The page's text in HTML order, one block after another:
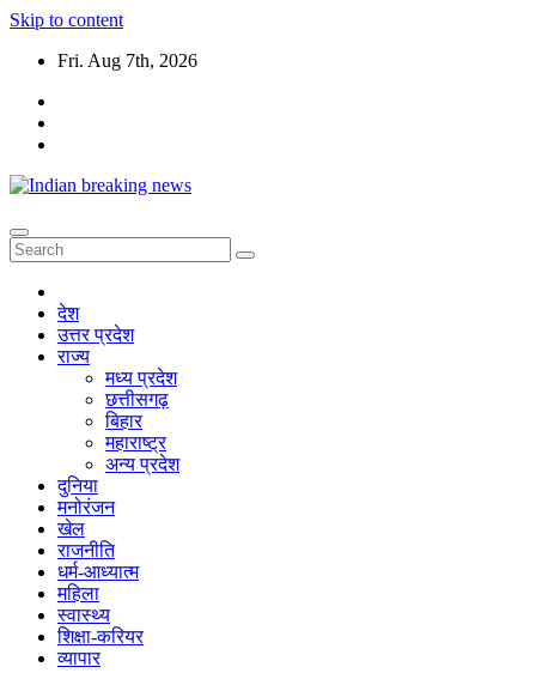
Skip to content
Fri. Aug 7th, 2026
देश
उत्तर प्रदेश
राज्य
मध्य प्रदेश
छत्तीसगढ़
बिहार
महाराष्ट्र
अन्य प्रदेश
दुनिया
मनोरंजन
खेल
राजनीति
धर्म-आध्यात्म
महिला
स्वास्थ्य
शिक्षा-करियर
व्यापार